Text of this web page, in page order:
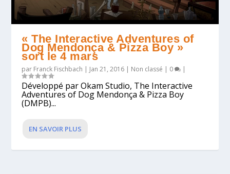
« The Interactive Adventures of
Dog Mendonça & Pizza Boy »
sort le 4 mars
par Franck Fischbach | Jan 21, 2016 | Non classé | 0 |
Développé par Okam Studio, The Interactive
Adventures of Dog Mendonça & Pizza Boy
(DMPB)...
EN SAVOIR PLUS